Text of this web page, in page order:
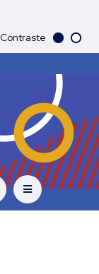
Contraste